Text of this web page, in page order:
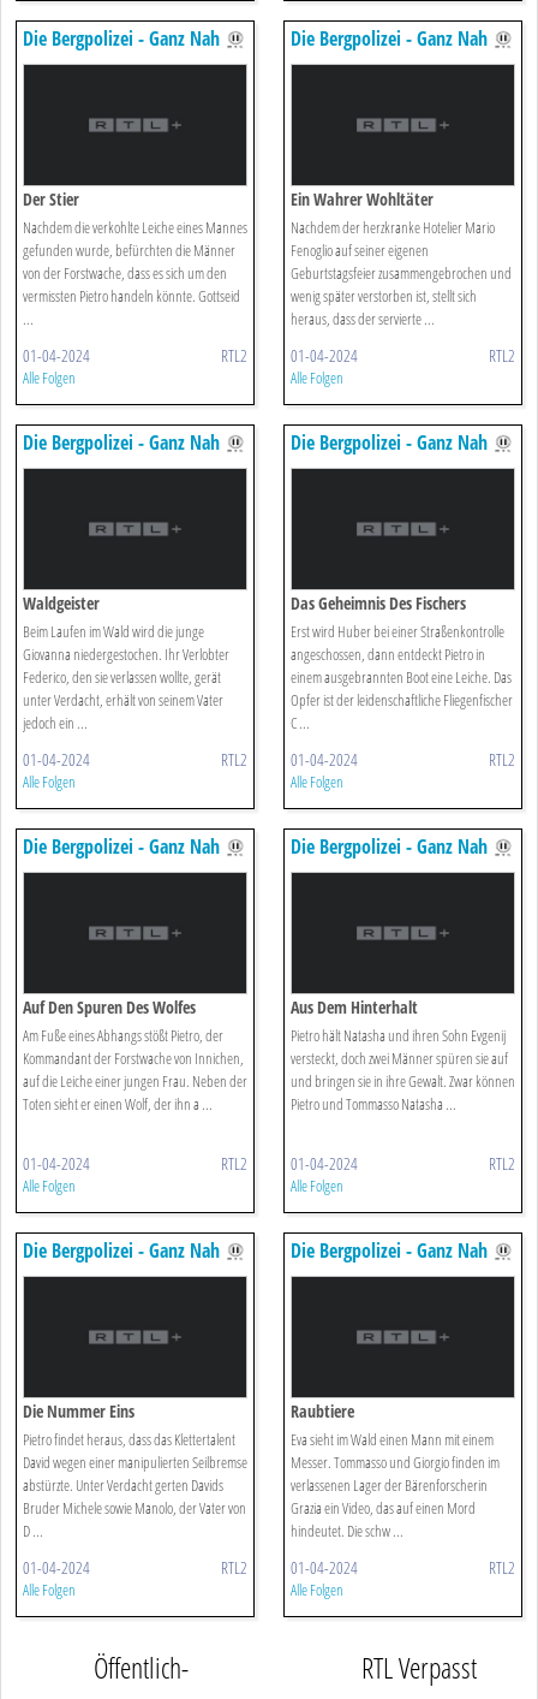
Die Bergpolizei - Ganz Nah
Am Himmel
Der Stier
Nachdem die verkohlte Leiche eines Mannes
gefunden wurde, befürchten die Männer
von der Forstwache, dass es sich um den
vermissten Pietro handeln könnte. Gottseid
...
01-04-2024 RTL2
Alle Folgen
Die Bergpolizei - Ganz Nah
Am Himmel
Ein Wahrer Wohltäter
Nachdem der herzkranke Hotelier Mario
Fenoglio auf seiner eigenen
Geburtstagsfeier zusammengebrochen und
wenig später verstorben ist, stellt sich
heraus, dass der servierte ...
01-04-2024 RTL2
Alle Folgen
Die Bergpolizei - Ganz Nah
Am Himmel
Waldgeister
Beim Laufen im Wald wird die junge
Giovanna niedergestochen. Ihr Verlobter
Federico, den sie verlassen wollte, gerät
unter Verdacht, erhält von seinem Vater
jedoch ein ...
01-04-2024 RTL2
Alle Folgen
Die Bergpolizei - Ganz Nah
Am Himmel
Das Geheimnis Des Fischers
Erst wird Huber bei einer Straßenkontrolle
angeschossen, dann entdeckt Pietro in
einem ausgebrannten Boot eine Leiche. Das
Opfer ist der leidenschaftliche Fliegenfischer
C ...
01-04-2024 RTL2
Alle Folgen
Die Bergpolizei - Ganz Nah
Am Himmel
Auf Den Spuren Des Wolfes
Am Fuße eines Abhangs stößt Pietro, der
Kommandant der Forstwache von Innichen,
auf die Leiche einer jungen Frau. Neben der
Toten sieht er einen Wolf, der ihn a ...
01-04-2024 RTL2
Alle Folgen
Die Bergpolizei - Ganz Nah
Am Himmel
Aus Dem Hinterhalt
Pietro hält Natasha und ihren Sohn Evgenij
versteckt, doch zwei Männer spüren sie auf
und bringen sie in ihre Gewalt. Zwar können
Pietro und Tommasso Natasha ...
01-04-2024 RTL2
Alle Folgen
Die Bergpolizei - Ganz Nah
Am Himmel
Die Nummer Eins
Pietro findet heraus, dass das Klettertalent
David wegen einer manipulierten Seilbremse
abstürzte. Unter Verdacht gerten Davids
Bruder Michele sowie Manolo, der Vater von
D ...
01-04-2024 RTL2
Alle Folgen
Die Bergpolizei - Ganz Nah
Am Himmel
Raubtiere
Eva sieht im Wald einen Mann mit einem
Messer. Tommasso und Giorgio finden im
verlassenen Lager der Bärenforscherin
Grazia ein Video, das auf einen Mord
hindeutet. Die schw ...
01-04-2024 RTL2
Alle Folgen
Öffentlich-
RTL Verpasst